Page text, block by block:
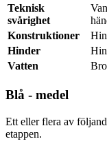
Teknisk
svårighet
Konstruktioner
Hinder
Vatten
Blå - medel
Ett eller flera av
etappen.